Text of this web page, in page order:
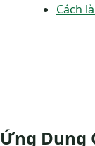
Cách
Ứng Dụng